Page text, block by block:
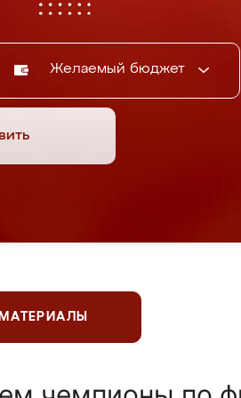
Желаемый бюджет